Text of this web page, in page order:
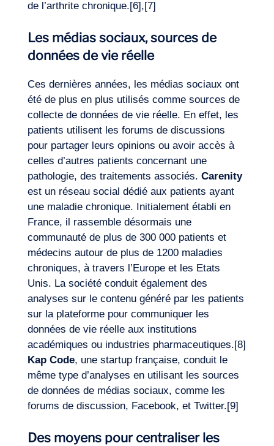
de l’arthrite chronique.[6],[7]
Les médias sociaux, sources de
données de vie réelle
Ces dernières années, les médias sociaux ont
été de plus en plus utilisés comme sources de
collecte de données de vie réelle. En effet, les
patients utilisent les forums de discussions
pour partager leurs opinions ou avoir accès à
celles d’autres patients concernant une
pathologie, des traitements associés. Carenity
est un réseau social dédié aux patients ayant
une maladie chronique. Initialement établi en
France, il rassemble désormais une
communauté de plus de 300 000 patients et
médecins autour de plus de 1200 maladies
chroniques, à travers l’Europe et les Etats
Unis. La société conduit également des
analyses sur le contenu généré par les patients
sur la plateforme pour communiquer les
données de vie réelle aux institutions
académiques ou industries pharmaceutiques.[8]
Kap Code, une startup française, conduit le
même type d’analyses en utilisant les sources
de données de médias sociaux, comme les
forums de discussion, Facebook, et Twitter.[9]
Des moyens pour centraliser les